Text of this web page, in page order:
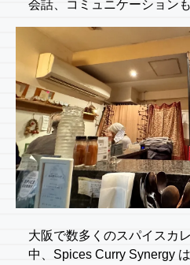
会話、コミュニケーション
大阪で数多くのスパイスカ
中、Spices Curry Synergy